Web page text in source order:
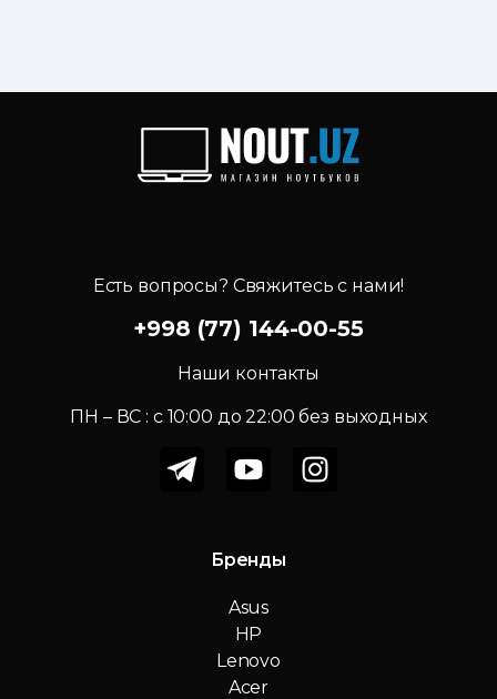
Есть вопросы? Свяжитесь с нами!
+998 (77) 144-00-55
Наши контакты
ПН – ВС : c 10:00 до 22:00 без выходных
Бренды
Asus
HP
Lenovo
Acer